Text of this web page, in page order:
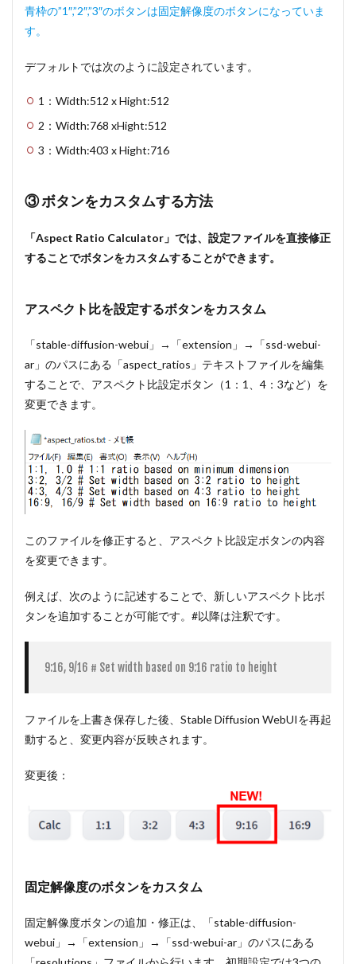
青枠の”1″,”2″,”3″のボタンは固定解像度のボタンになっていま
す。
デフォルトでは次のように設定されています。
1：Width:512 x Hight:512
2：Width:768 xHight:512
3：Width:403 x Hight:716
③ ボタンをカスタムする方法
「Aspect Ratio Calculator」では、設定ファイルを直接修正
することでボタンをカスタムすることができます。
アスペクト比を設定するボタンをカスタム
「stable-diffusion-webui」→「extension」→「ssd-webui-
ar」のパスにある「aspect_ratios」テキストファイルを編集
することで、アスペクト比設定ボタン（1：1、4：3など）を
変更できます。
このファイルを修正すると、アスペクト比設定ボタンの内容
を変更できます。
例えば、次のように記述することで、新しいアスペクト比ボ
タンを追加することが可能です。#以降は注釈です。
9:16, 9/16 # Set width based on 9:16 ratio to height
ファイルを上書き保存した後、Stable Diffusion WebUIを再起
動すると、変更内容が反映されます。
変更後：
固定解像度のボタンをカスタム
固定解像度ボタンの追加・修正は、「stable-diffusion-
webui」→「extension」→「ssd-webui-ar」のパスにある